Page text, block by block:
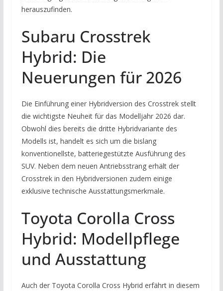
herauszufinden.
Subaru Crosstrek
Hybrid: Die
Neuerungen für 2026
Die Einführung einer Hybridversion des Crosstrek stellt
die wichtigste Neuheit für das Modelljahr 2026 dar.
Obwohl dies bereits die dritte Hybridvariante des
Modells ist, handelt es sich um die bislang
konventionellste, batteriegestützte Ausführung des
SUV. Neben dem neuen Antriebsstrang erhält der
Crosstrek in den Hybridversionen zudem einige
exklusive technische Ausstattungsmerkmale.
Toyota Corolla Cross
Hybrid: Modellpflege
und Ausstattung
Auch der Toyota Corolla Cross Hybrid erfährt in diesem